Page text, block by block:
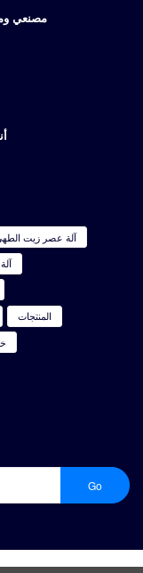
مصنعي
آلة عصر زيت
المنتجات
Go